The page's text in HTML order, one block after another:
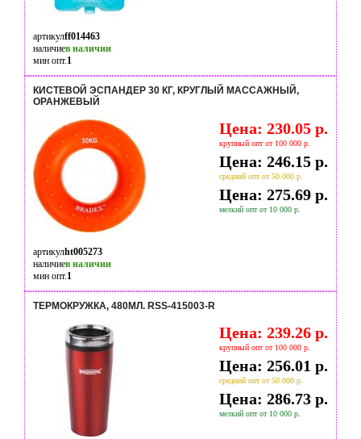
артикулff014463
наличиев наличии
мин опт.1
КИСТЕВОЙ ЭСПАНДЕР 30 КГ, КРУГЛЫЙ МАССАЖНЫЙ,
ОРАНЖЕВЫЙ
Цена: 230.05 р.
крупный опт от 100 000 р.
Цена: 246.15 р.
средний опт от 50 000 р.
Цена: 275.69 р.
мелкий опт от 10 000 р.
артикулht005273
наличиев наличии
мин опт.1
ТЕРМОКРУЖКА, 480МЛ. RSS-415003-R
Цена: 239.26 р.
крупный опт от 100 000 р.
Цена: 256.01 р.
средний опт от 50 000 р.
Цена: 286.73 р.
мелкий опт от 10 000 р.